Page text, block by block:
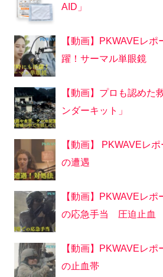
AID」
【動画】PKWAVEレ
躍！サーマル単眼鏡
【動画】プロも認めた
ンダーキット」
【動画】 PKWAVEレ
の遭遇
【動画】PKWAVEレ
の応急手当 圧迫止血
【動画】PKWAVEレ
の止血帯